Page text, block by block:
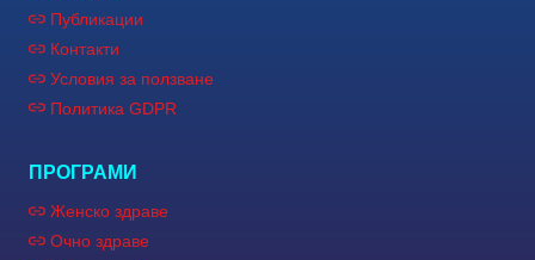
Публикации
Контакти
Условия за ползване
Политика GDPR
ПРОГРАМИ
Женско здраве
Очно здраве